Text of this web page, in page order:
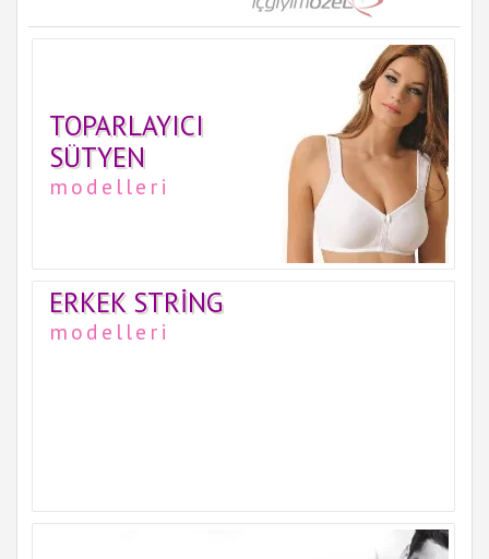
TOPARLAYICI
SÜTYEN
modelleri
ERKEK STRING
modelleri